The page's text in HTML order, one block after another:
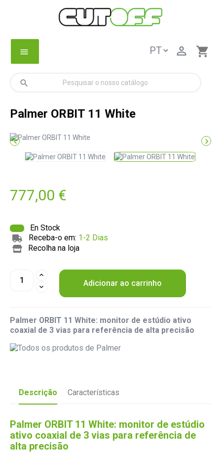
menu shopping_cart

search
Palmer ORBIT 11 White
 
777,00 €
En Stock
Receba-o em: 1-2 Dias
Recolha na loja
Adicionar ao carrinho
Palmer ORBIT 11 White: monitor de estúdio ativo
coaxial de 3 vias para referência de alta precisão
Descrição Características
Palmer ORBIT 11 White: monitor de estúdio
ativo coaxial de 3 vias para referência de
alta precisão